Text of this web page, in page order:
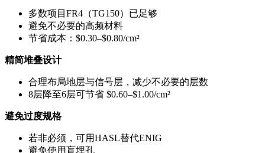
多数项目FR4（TG150）已足够
避免不必要的高频材料
节省成本：$0.30–$0.80/cm²
精简堆叠设计
合理布局地层与信号层，减少不必要的层数
8层降至6层可节省 $0.60–$1.00/cm²
避免过度规格
若非必须，可用HASL替代ENIG
避免使用盲埋孔